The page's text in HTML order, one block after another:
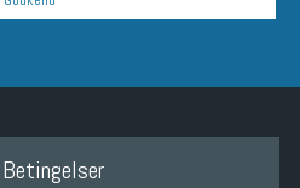
Betingelser